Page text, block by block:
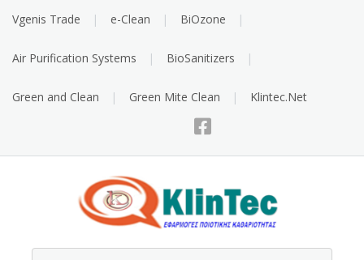
Vgenis Trade e-Clean BiOzone
Air Purification Systems BioSanitizers
Green and Clean Green Mite Clean Klintec.Net